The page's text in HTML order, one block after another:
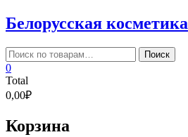
Skip
to
content
Белорусская косметика
Искать: Поиск
0
Total
0,00₽
Корзина